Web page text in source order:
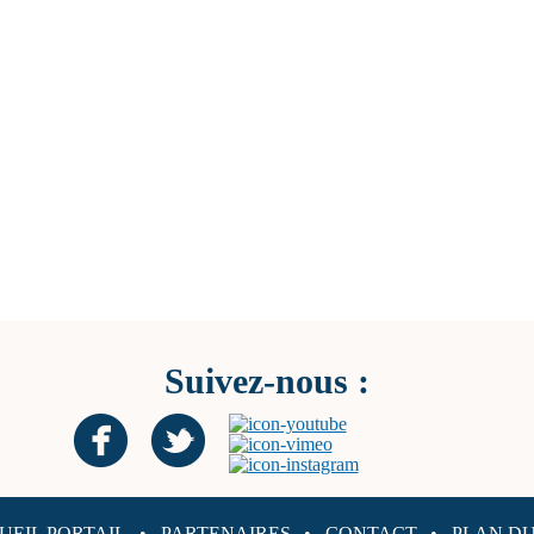
Suivez-nous :